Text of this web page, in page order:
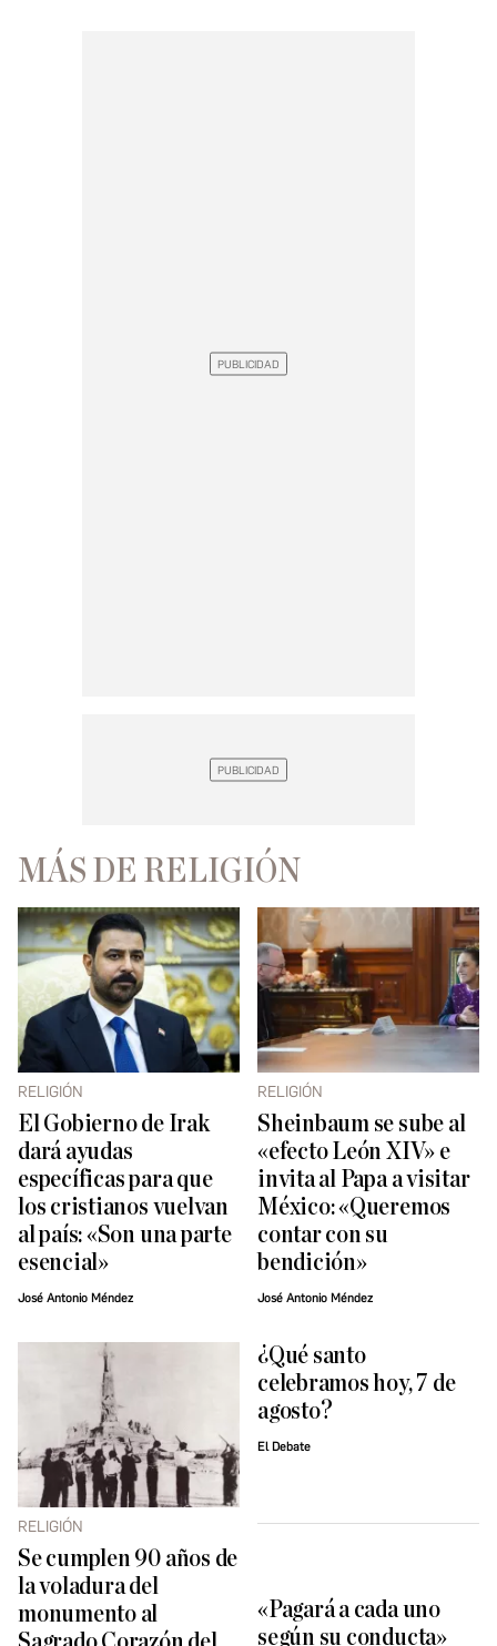
MÁS DE RELIGIÓN
RELIGIÓN
El Gobierno de Irak
dará ayudas
específicas para que
los cristianos vuelvan
al país: «Son una parte
esencial»
José Antonio Méndez
RELIGIÓN
Sheinbaum se sube al
«efecto León XIV» e
invita al Papa a visitar
México: «Queremos
contar con su
bendición»
José Antonio Méndez
RELIGIÓN
Se cumplen 90 años de
la voladura del
monumento al
¿Qué santo
celebramos hoy, 7 de
agosto?
El Debate
«Pagará a cada uno
según su conducta»